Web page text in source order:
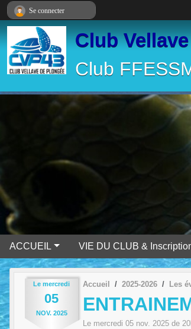
Club
Club
ACCUEIL VIE DU CLUB &
Le mercredi
05
NOV. 2025
Accueil 2025-2026 Les
Le mercredi 05 nov. 2025 de
Se connecter
Panneau de gestion des cookies